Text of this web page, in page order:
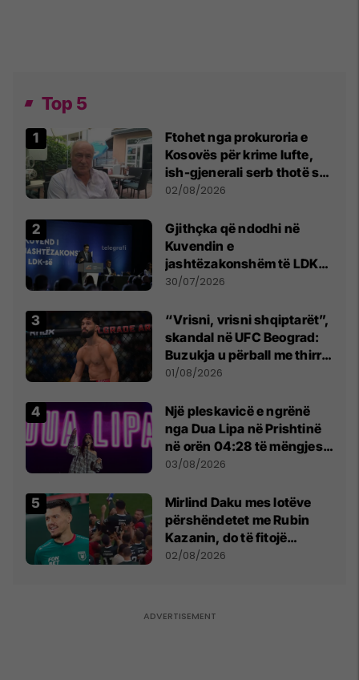
Top 5
Ftohet nga prokuroria e
Kosovës për krime lufte,
ish-gjenerali serb thotë se
dikush e tradhtoi në
02/08/2026
Gjithçka që ndodhi në
Kuvendin e
jashtëzakonshëm të LDK-
së
30/07/2026
“Vrisni, vrisni shqiptarët”,
skandal në UFC Beograd:
Buzukja u përball me thirrje
anti-shqiptare nga
01/08/2026
Një pleskavicë e ngrënë
nga Dua Lipa në Prishtinë
në orën 04:28 të mëngjesit
- dhe bota digjitale serbe
03/08/2026
Mirlind Daku mes lotëve
përshëndetet me Rubin
Kazanin, do të fitojë
miliona te Spartak Moska
02/08/2026